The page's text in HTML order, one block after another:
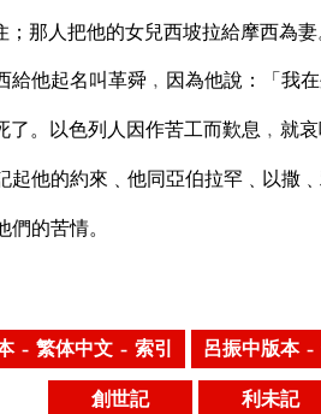
那人把他的女兒西坡拉給摩西為妻
他起名叫革舜﹐因為他說：「我在
。以色列人因作苦工而歎息﹐就
他的約來﹑他同亞伯拉罕﹑以撒﹑
的苦情。
– 繁体中文 – 索引 呂振中版本 –
創世記 利未記